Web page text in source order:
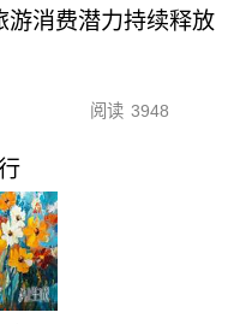
游消费潜力持续释放
阅读 3948